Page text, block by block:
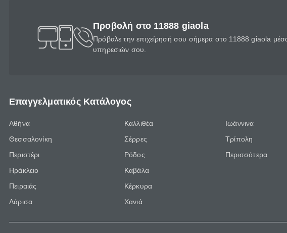
Προβολή στο 11888 giaola
Πρόβαλε την επιχείρησή σου σήμερα στο 11888 giaola
υπηρεσιών σου.
Επαγγελματικός Κατάλογος
Αθήνα
Θεσσαλονίκη
Περιστέρι
Ηράκλειο
Πειραιάς
Λάρισα
Καλλιθέα
Σέρρες
Ρόδος
Καβάλα
Κέρκυρα
Χανιά
Ιωάννινα
Τρίπολη
Περισσότερα